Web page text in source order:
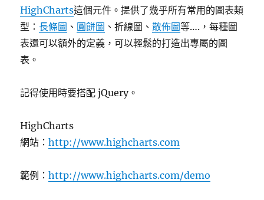
HighCharts這個元件。提供了幾乎所有常用的圖表類
型：長條圖 、 圓餅圖 、折線圖、散佈圖等….，每種圖
表還可以額外的定義，可以輕鬆的打造出專屬的圖
表。
記得使用時要搭配 jQuery。
HighCharts
網站：http://www.highcharts.com
範例：http://www.highcharts.com/demo